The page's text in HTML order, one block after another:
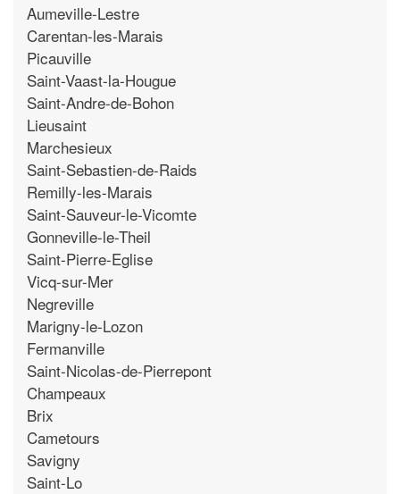
Aumeville-Lestre
Carentan-les-Marais
Picauville
Saint-Vaast-la-Hougue
Saint-Andre-de-Bohon
Lieusaint
Marchesieux
Saint-Sebastien-de-Raids
Remilly-les-Marais
Saint-Sauveur-le-Vicomte
Gonneville-le-Theil
Saint-Pierre-Eglise
Vicq-sur-Mer
Negreville
Marigny-le-Lozon
Fermanville
Saint-Nicolas-de-Pierrepont
Champeaux
Brix
Cametours
Savigny
Saint-Lo